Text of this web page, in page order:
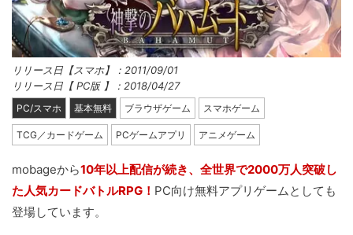
リリース日【スマホ】：2011/09/01
リリース日【 PC版 】：2018/04/27
PC/スマホ 基本無料 ブラウザゲーム スマホゲーム
TCG／カードゲーム PCゲームアプリ アニメゲーム
mobageから10年以上配信が続き、全世界で2000万人突破し
た人気カードバトルRPG！ PC向け無料アプリゲームとしても
登場しています。